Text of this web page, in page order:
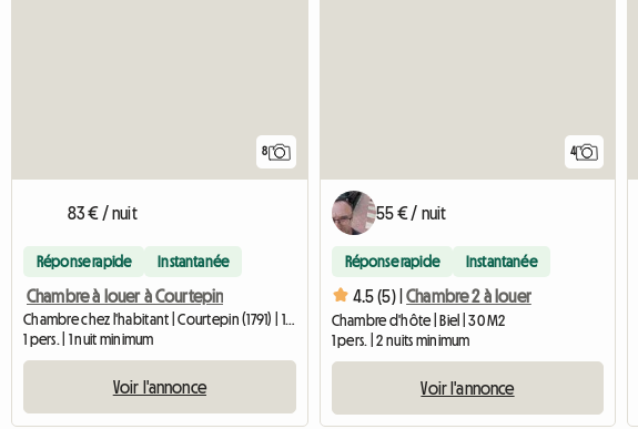
8
83 € / nuit
Réponse rapide Instantanée
Chambre à louer à Courtepin
Chambre chez l'habitant | Courtepin (1791) | 12 M2
1 pers. | 1 nuit minimum
Voir l'annonce
4
55 € / nuit
Réponse rapide Instantanée
4.5 (5) | Chambre 2 à louer
Chambre d'hôte | Biel | 30 M2
1 pers. | 2 nuits minimum
Voir l'annonce